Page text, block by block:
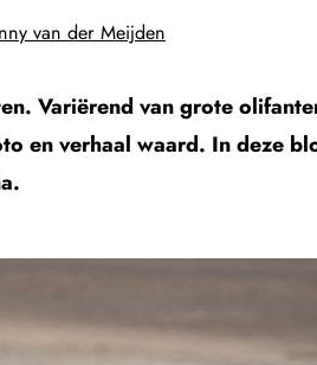
van der Meijden
Variërend van grote
en verhaal waard. In deze